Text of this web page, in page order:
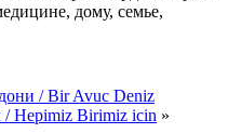
/ Bir Avuc Deniz
Hepimiz Birimiz icin »